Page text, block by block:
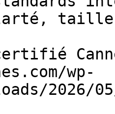
wp-
2026/